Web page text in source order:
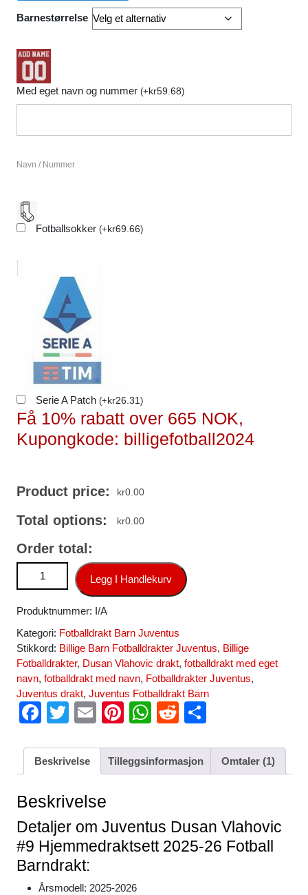
Barnestørrelse
Med eget navn og nummer (+kr59.68)
Navn / Nummer
Fotballsokker (+kr69.66)
Serie A Patch (+kr26.31 )
Få 10% rabatt over 665 NOK,
Kupongkode: billigefotball2024
Product price: kr0.00
Total options: kr0.00
Order total:
Juventus Dusan Vlahovic #9 Hjemmedraktsett 2025-26
Fotball Barndrakt antallLegg I Handlekurv
Produktnummer: I/A
Kategori: Fotballdrakt Barn Juventus
Stikkord: Billige Barn Fotballdrakter Juventus, Billige
Fotballdrakter, Dusan Vlahovic drakt, fotballdrakt med eget
navn, fotballdrakt med navn, Fotballdrakter Juventus,
Juventus drakt, Juventus Fotballdrakt Barn
F
c
b
o
o
k
T
tt
E
ail
Pi
er
e
W
at
s
p
p
R
d
di
ar
e
Beskrivelse Tilleggsinformasjon Omtaler (1)
Beskrivelse
Detaljer om Juventus Dusan Vlahovic
#9 Hjemmedraktsett 2025-26 Fotball
Barndrakt:
Årsmodell: 2025-2026